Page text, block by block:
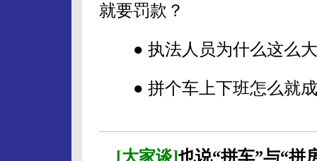
就要罚款？
● 执法人员为什么这么大
● 拼个车上下班怎么就成
[大家谈]也说“拼车”与“拼